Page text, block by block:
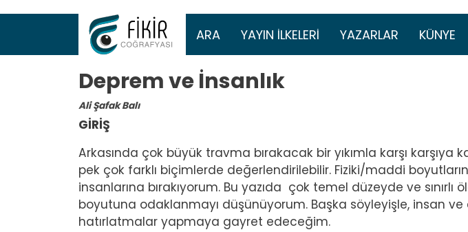
Ana gezinti menüsü
ARA YAYIN İLKELERI YAZARLAR KÜNYE
Deprem ve İnsanlık
Ali Şafak Balı
GİRİŞ
Arkasında çok büyük travma bırakacak bir yıkımla karşı karşıya
pek çok farklı biçimlerde değerlendirilebilir. Fiziki/maddi
insanlarına bırakıyorum. Bu yazıda çok temel düzeyde ve
boyutuna odaklanmayı düşünüyorum. Başka söyleyişle, insan
hatırlatmalar yapmaya gayret edeceğim.